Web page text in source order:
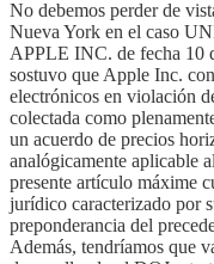
No debemos perder de
Nueva York en el caso
APPLE INC. de fecha 10
sostuvo que Apple Inc.
electrónicos en violación
colectada como
un acuerdo de precios
analógicamente aplicable
presente artículo máxime
jurídico caracterizado por
preponderancia del
Además, tendríamos que